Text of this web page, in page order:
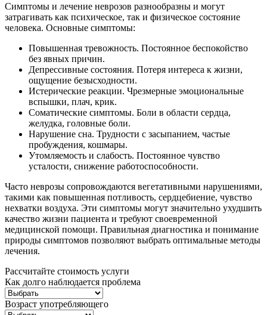
Симптомы и лечение неврозов разнообразны и могут
затрагивать как психическое, так и физическое состояние
человека. Основные симптомы:
Повышенная тревожность. Постоянное беспокойство
без явных причин.
Депрессивные состояния. Потеря интереса к жизни,
ощущение безысходности.
Истерические реакции. Чрезмерные эмоциональные
вспышки, плач, крик.
Соматические симптомы. Боли в области сердца,
желудка, головные боли.
Нарушение сна. Трудности с засыпанием, частые
пробуждения, кошмары.
Утомляемость и слабость. Постоянное чувство
усталости, снижение работоспособности.
Часто неврозы сопровождаются вегетативными нарушениями,
такими как повышенная потливость, сердцебиение, чувство
нехватки воздуха. Эти симптомы могут значительно ухудшить
качество жизни пациента и требуют своевременной
медицинской помощи. Правильная диагностика и понимание
природы симптомов позволяют выбрать оптимальные методы
лечения.
Рассчитайте стоимость услуги
Как долго наблюдается проблема
Возраст употребляющего